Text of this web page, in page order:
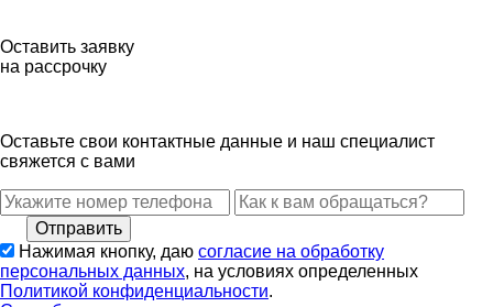
Оставить заявку
на рассрочку
Оставьте свои контактные данные и наш специалист
свяжется с вами
Нажимая кнопку, даю согласие на обработку
персональных данных, на условиях определенных
Политикой конфиденциальности.